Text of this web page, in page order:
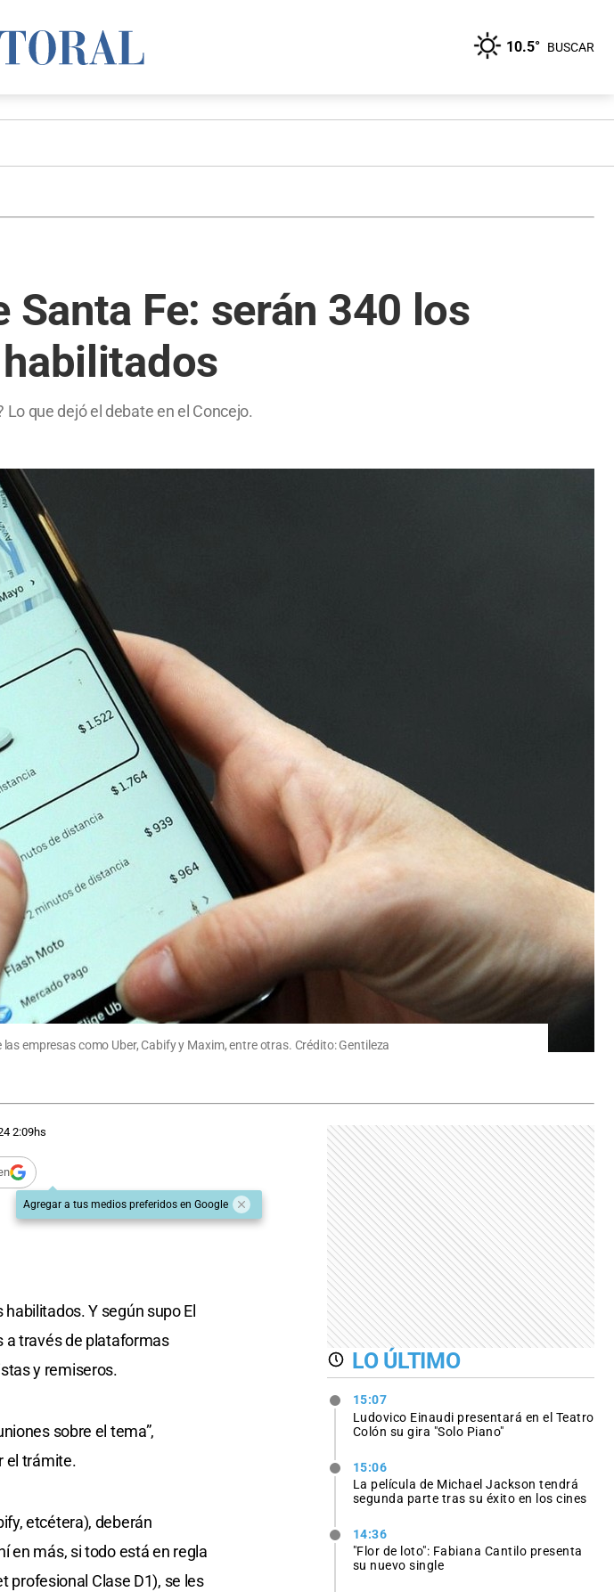
10.5° BUSCAR
Fe: serán 340 los
que dejó el debate en el Concejo.
empresas como Uber, Cabify y Maxim, entre otras. Crédito: Gentileza
2:09hs
Agregar a tus medios preferidos en Google
Y según supo El
a través de plataformas
y remiseros.
sobre el tema”,
el trámite.
etcétera), deberán
en más, si todo está en regla
profesional Clase D1), se les
LO ÚLTIMO
15:07
Ludovico Einaudi presentará en el Teatro
Colón su gira "Solo Piano"
15:06
La película de Michael Jackson tendrá
segunda parte tras su éxito en los cines
14:36
"Flor de loto": Fabiana Cantilo presenta
su nuevo single